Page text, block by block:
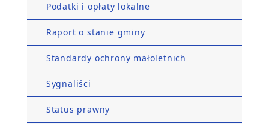
Podatki i opłaty lokalne
Raport o stanie gminy
Standardy ochrony małoletnich
Sygnaliści
Status prawny